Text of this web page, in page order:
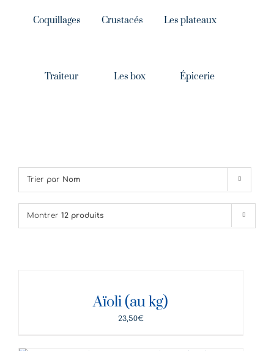
Coquillages Crustacés Les plateaux
Traiteur Les box Épicerie
Trier par Nom
Montrer 12 produits
Aïoli (au kg)
23,50€